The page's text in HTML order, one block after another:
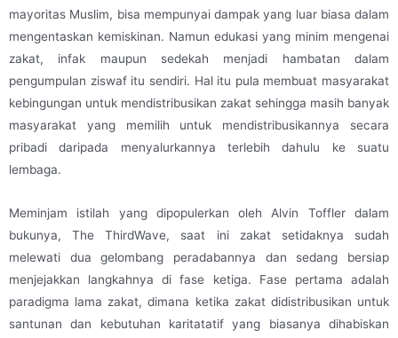
mayoritas Muslim, bisa mempunyai dampak yang luar biasa dalam
mengentaskan kemiskinan. Namun edukasi yang minim mengenai
zakat, infak maupun sedekah menjadi hambatan dalam
pengumpulan ziswaf itu sendiri. Hal itu pula membuat masyarakat
kebingungan untuk mendistribusikan zakat sehingga masih banyak
masyarakat yang memilih untuk mendistribusikannya secara
pribadi daripada menyalurkannya terlebih dahulu ke suatu
lembaga.
Meminjam istilah yang dipopulerkan oleh Alvin Toffler dalam
bukunya, The ThirdWave, saat ini zakat setidaknya sudah
melewati dua gelombang peradabannya dan sedang bersiap
menjejakkan langkahnya di fase ketiga. Fase pertama adalah
paradigma lama zakat, dimana ketika zakat didistribusikan untuk
santunan dan kebutuhan karitatatif yang biasanya dihabiskan